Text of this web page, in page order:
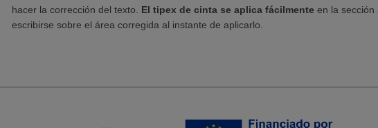
hacer la corrección del texto. El tipex de cinta se aplica fácilmente en la sección
escribirse sobre el área corregida al instante de aplicarlo.